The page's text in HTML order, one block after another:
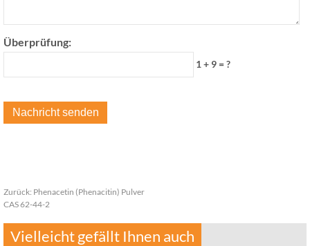
Überprüfung:
1 + 9 = ?
Zurück: Phenacetin (Phenacitin) Pulver
CAS 62-44-2
Vielleicht gefällt Ihnen auch